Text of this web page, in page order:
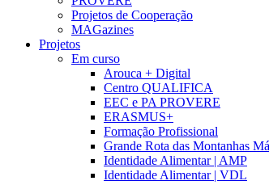
Projetos de Cooperação
MAGazines
Projetos
Em curso
Arouca + Digital
Centro QUALIFICA
EEC e PA PROVERE
ERASMUS+
Formação Profissional
Grande Rota das Montanhas
Identidade Alimentar | AMP
Identidade Alimentar | VDL